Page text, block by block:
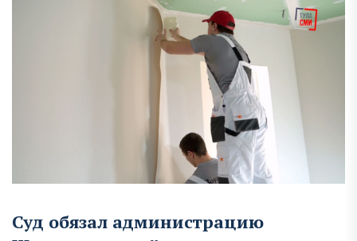
Суд обязал администрацию